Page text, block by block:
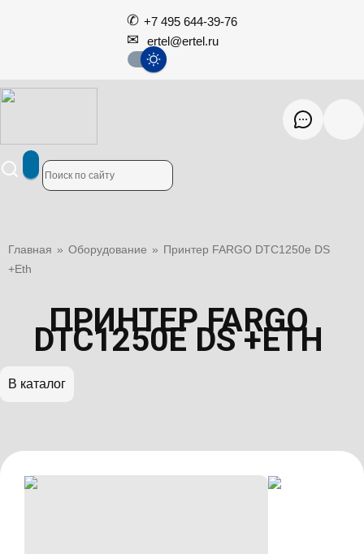
+7 495 644-39-76
ertel@ertel.ru
Главная » Оборудование » Принтер FARGO DTC1250e DS
+Eth
ПРИНТЕР FARGO
DTC1250E DS +ETH
В каталог